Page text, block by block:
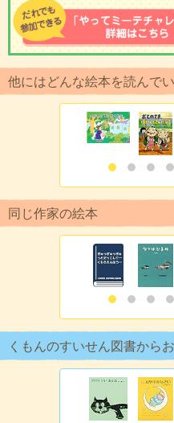
他にはどんな絵本を読んで
同じ作家の絵本
くもんのすいせん図書から